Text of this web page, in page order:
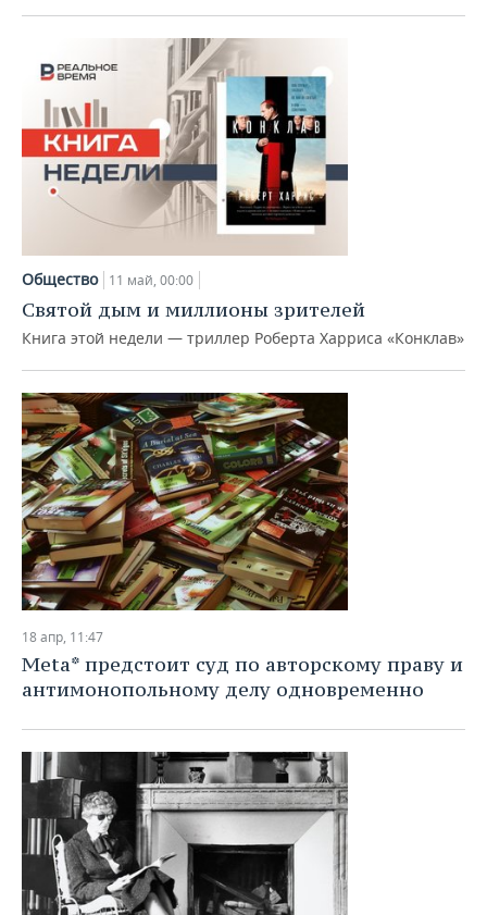
Общество 11 май, 00:00
Святой дым и миллионы зрителей
Книга этой недели — триллер Роберта Харриса «Конклав»
18 апр, 11:47
Meta* предстоит суд по авторскому праву и
антимонопольному делу одновременно